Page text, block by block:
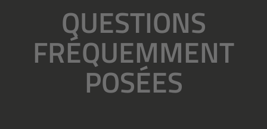
QUESTIONS
FRÉQUEMMENT
POSÉES